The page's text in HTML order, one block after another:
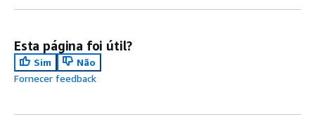
Esta página foi útil?
Sim
Não
Fornecer feedback